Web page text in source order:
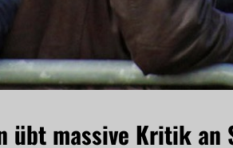
übt massive Kritik an